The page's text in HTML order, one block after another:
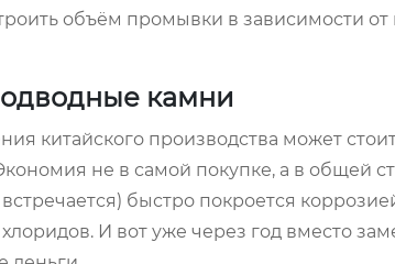
объём промывки в зависимости от
камни
китайского производства может
не в самой покупке, а в общей
быстро покроется
И вот уже через год вместо